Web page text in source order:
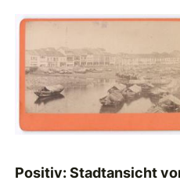
Positiv: Stadtansicht